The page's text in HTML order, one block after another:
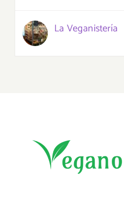
La Veganistería